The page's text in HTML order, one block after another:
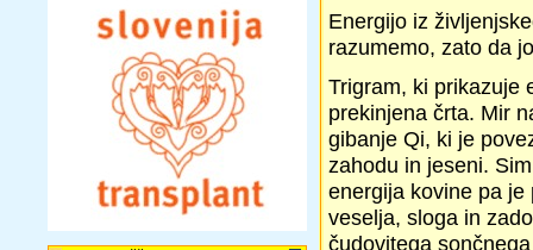
Energijo iz
razumemo, zato da
Trigram, ki prikazuje
prekinjena črta. Mir
gibanje Qi, ki je
zahodu in jeseni.
energija kovine pa
veselja, sloga in
čudovitega